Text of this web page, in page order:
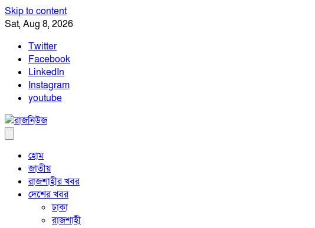
Skip to content
Sat, Aug 8, 2026
Twitter
Facebook
LinkedIn
Instagram
youtube
হোম
জাতীয়
রাজশাহীর খবর
দেশের খবর
ঢাকা
রাজশাহী